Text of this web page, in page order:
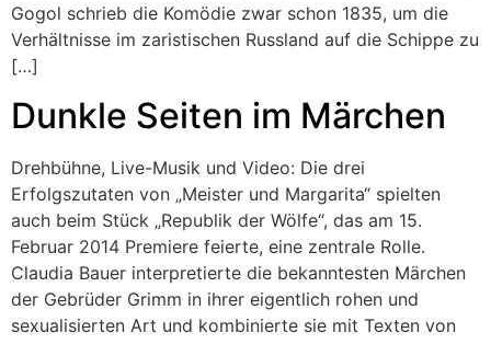
Gogol schrieb die Komödie zwar schon 1835, um die
Verhältnisse im zaristischen Russland auf die Schippe zu
[…]
Dunkle Seiten im Märchen
Drehbühne, Live-Musik und Video: Die drei
Erfolgszutaten von „Meister und Margarita“ spielten
auch beim Stück „Republik der Wölfe“, das am 15.
Februar 2014 Premiere feierte, eine zentrale Rolle.
Claudia Bauer interpretierte die bekanntesten Märchen
der Gebrüder Grimm in ihrer eigentlich rohen und
sexualisierten Art und kombinierte sie mit Texten von